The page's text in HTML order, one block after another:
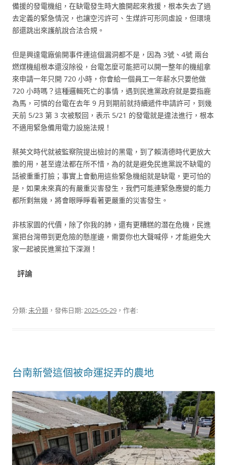
備援的發電機組，在缺電發生時大膽開起來救援，根本失去了過
去定義的緊急情況，也讓空污許可、生煤許可形同虛設，但環境
部還跳出來護航說合法合規。
但是興達電廠偷開事件連這個漏洞都不是，因為 3號、4號 兩台
燃煤機組根本還沒除役，台電怎麼可能把可以開一整年的機組拿
來申請一年只開 720 小時，你會給一個員工一年薪水只要他做
720 小時嗎？這種邏輯死亡的事情，遇到民進黨政府就是要指鹿
為馬，可憐的台電在去年 9 月到期前就持續遞件申請許可，到幾
天前 5/23 第 3 次被駁回，表示 5/21 的發電就是違法進行，根本
不適用緊急備用電力設施法規！
蔡英文時代就被監察院提出檢討的黑電，到了賴清德時代更放大
膽的用，甚至違法都在所不惜，為的就是避免民進黨說不缺電的
話被重重打臉；事實上會動用這些緊急機組就是缺電，更可怕的
是，如果未來真的有嚴重災害發生，我們可能連緊急應變的能力
都所剩無幾，將會眼睜睜看著更嚴重的災害發生。
非核家園的代價，除了你我的肺，還有更糟糕的潛在危機，民進
黨把台灣帶到更危險的懸崖邊，需要你也大聲喊停，才能避免大
家一起被民進黨拉下深淵！
評論
分類:未分類 ，發佈日期:2025-05-29 ，作者:
台南新營這個被命運捉弄的農地